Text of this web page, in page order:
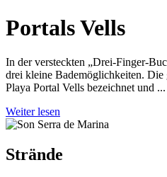
Portals Vells
In der versteckten „Drei-Finger-
drei kleine Bademöglichkeiten.
Playa Portal Vells bezeichnet und ...
Weiter lesen
Strände